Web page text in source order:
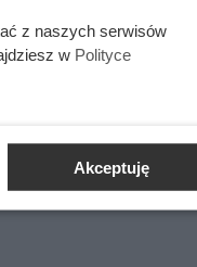
czy
się
z naszych serwisów
w Polityce
Akceptuję